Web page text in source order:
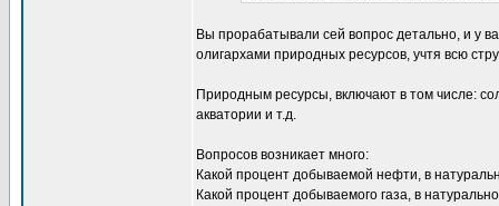
Вы прорабатывали сей вопрос детально, и у
олигархами природных ресурсов, учтя всю
Природным ресурсы, включают в том числе:
акватории и т.д.
Вопросов возникает много:
Какой процент добываемой нефти, в
Какой процент добываемого газа, в